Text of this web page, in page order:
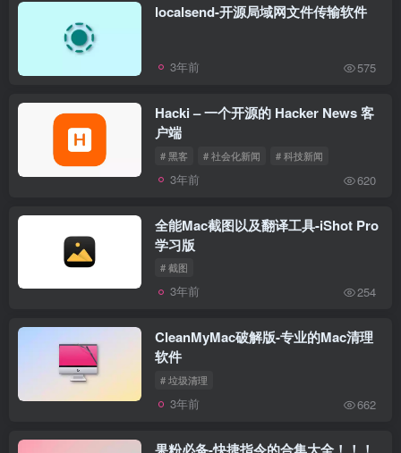
localsend-开源局域网文件传输软件
3年前 575
Hacki – 一个开源的 Hacker News 客
户端
# 黑客 # 社会化新闻 # 科技新闻
3年前 620
全能Mac截图以及翻译工具-iShot Pro
学习版
# 截图
3年前 254
CleanMyMac破解版-专业的Mac清理
软件
# 垃圾清理
3年前 662